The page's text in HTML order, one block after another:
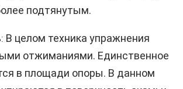
подтянутым.
: В целом техника упражнения
отжиманиями. Единственное
в площади опоры. В данном